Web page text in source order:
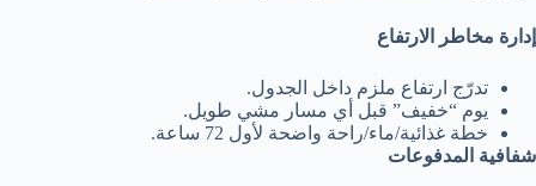
إدارة مخاطر الارتفاع
تدرّج ارتفاع ملزم داخل الجدول.
يوم “خفيف” قبل أي مسار مشي طويل.
خطة غذائية/ماء/راحة واضحة لأول 72 ساعة.
شفافية المدفوعات